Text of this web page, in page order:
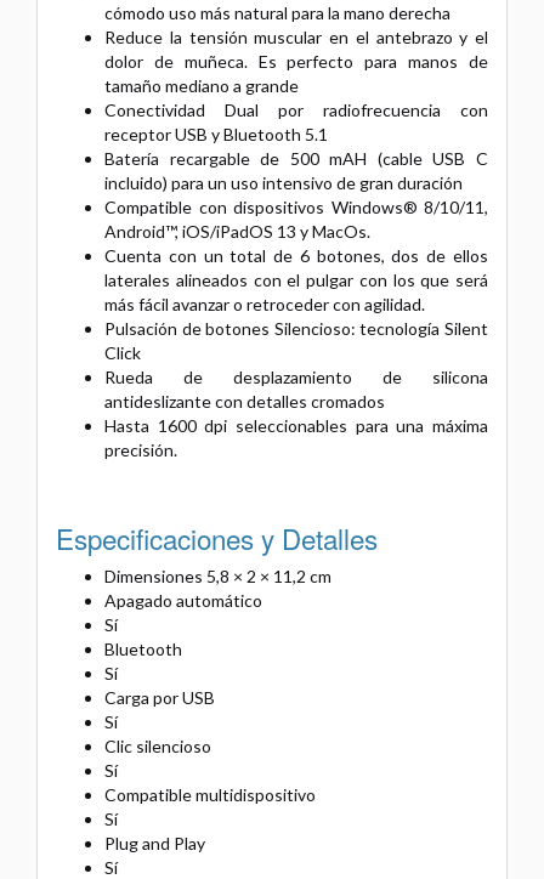
cómodo uso más natural para la mano derecha
Reduce la tensión muscular en el antebrazo y el
dolor de muñeca. Es perfecto para manos de
tamaño mediano a grande
Conectividad Dual por radiofrecuencia con
receptor USB y Bluetooth 5.1
Batería recargable de 500 mAH (cable USB C
incluido) para un uso intensivo de gran duración
Compatible con dispositivos Windows® 8/10/11,
Android™, iOS/iPadOS 13 y MacOs.
Cuenta con un total de 6 botones, dos de ellos
laterales alineados con el pulgar con los que será
más fácil avanzar o retroceder con agilidad.
Pulsación de botones Silencioso: tecnología Silent
Click
Rueda de desplazamiento de silicona
antideslizante con detalles cromados
Hasta 1600 dpi seleccionables para una máxima
precisión.
Especificaciones y Detalles
Dimensiones 5,8 × 2 × 11,2 cm
Apagado automático
Sí
Bluetooth
Sí
Carga por USB
Sí
Clic silencioso
Sí
Compatible multidispositivo
Sí
Plug and Play
Sí